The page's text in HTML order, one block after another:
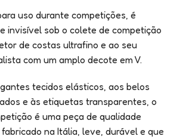
uso durante competições, é
invisível sob o colete de competição
de costas ultrafino e ao seu
com um amplo decote em V.
tecidos elásticos, aos belos
e às etiquetas transparentes, o
é uma peça de qualidade
fabricado na Itália, leve, durável e que